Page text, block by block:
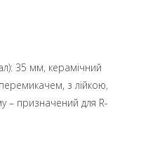
35 мм, керамічний
з лійкою,
– призначений для R-